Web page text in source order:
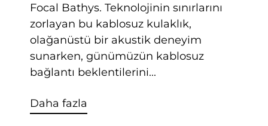
Focal Bathys. Teknolojinin sınırlarını
zorlayan bu kablosuz kulaklık,
olağanüstü bir akustik deneyim
sunarken, günümüzün kablosuz
bağlantı beklentilerini...
Daha fazla